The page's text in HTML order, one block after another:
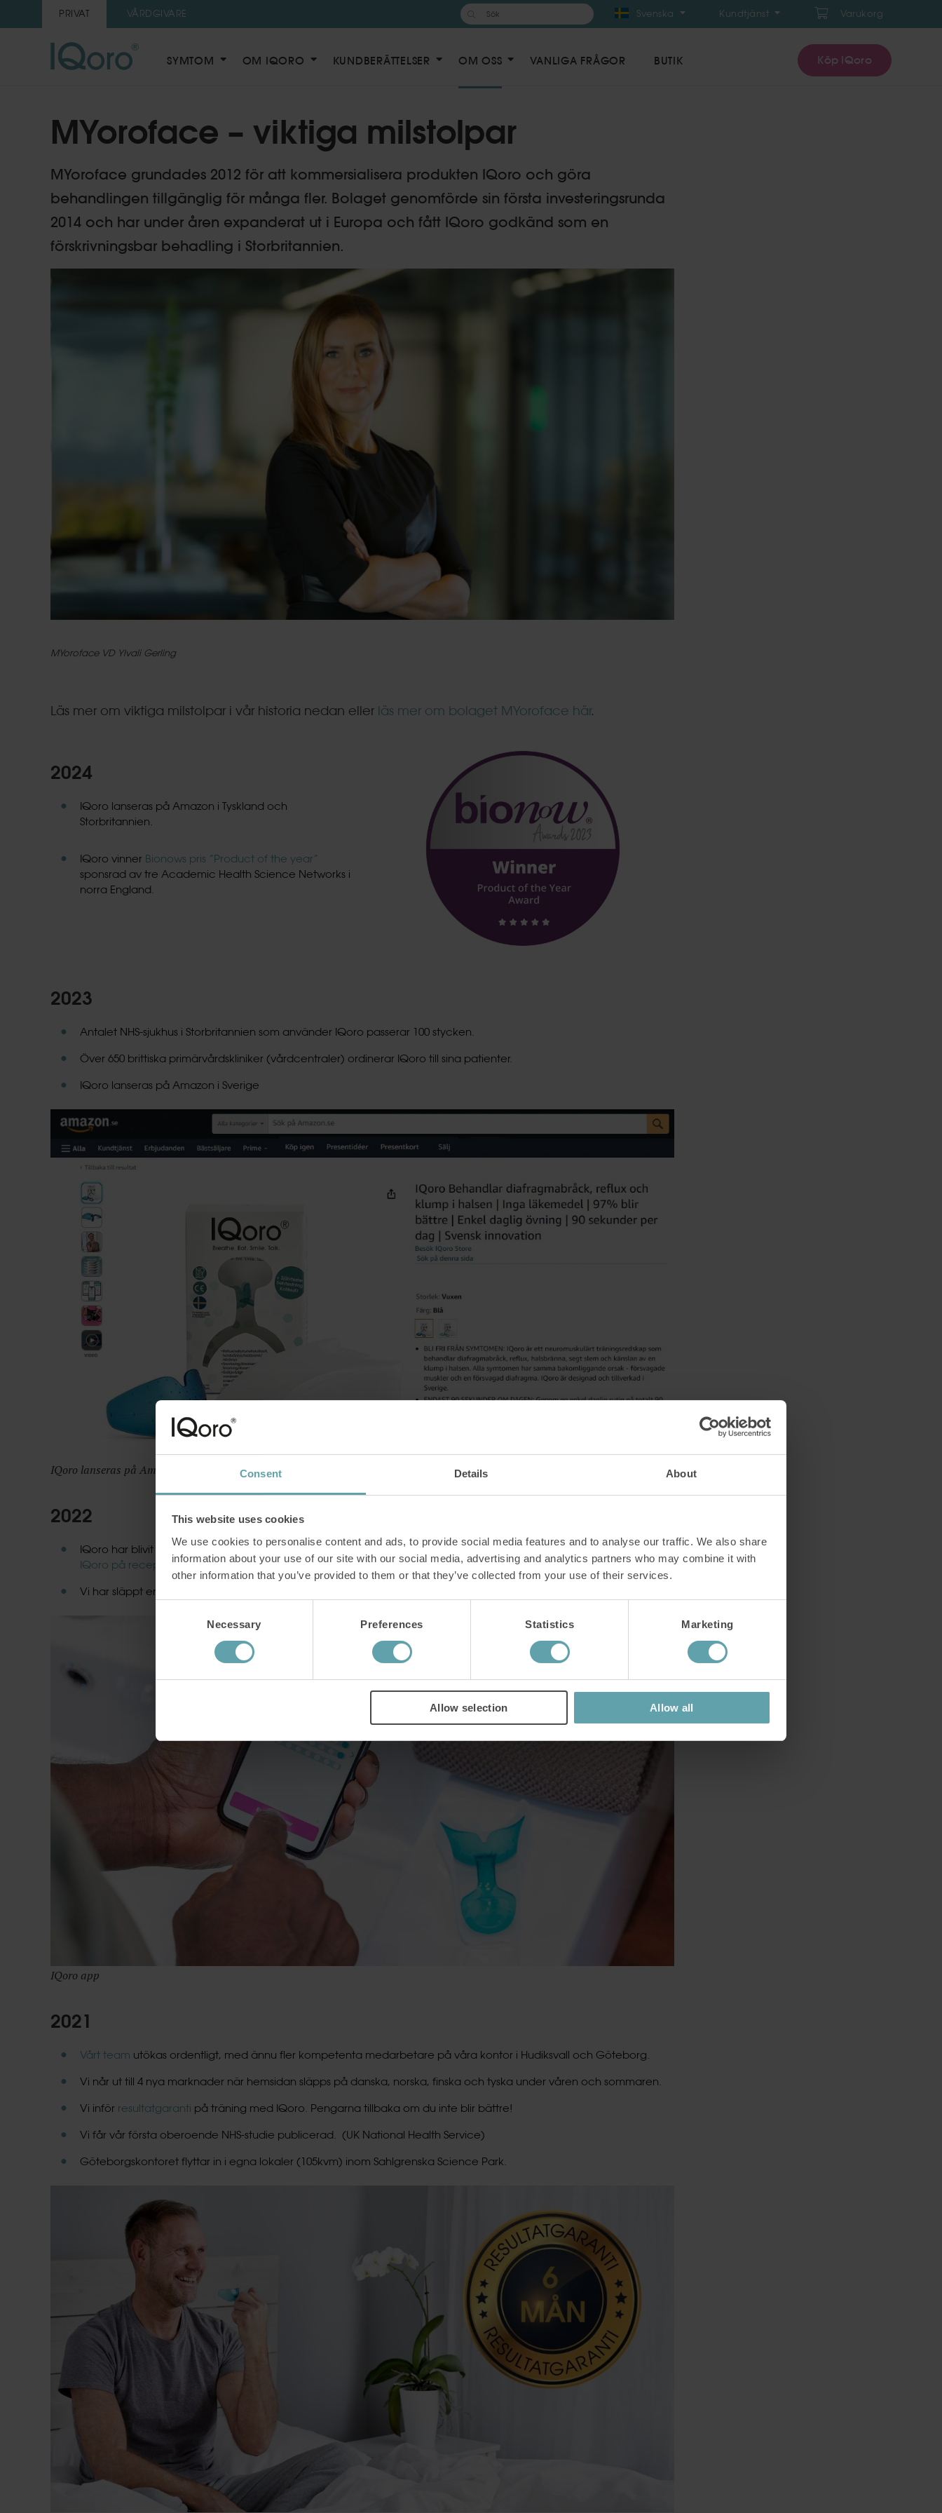
Consent Details About
This website uses cookies
We use cookies to personalise content and ads, to provide social media features and to analyse our traffic. We also share
information about your use of our site with our social media, advertising and analytics partners who may combine it with
other information that you’ve provided to them or that they’ve collected from your use of their services.
Necessary Preferences Statistics Marketing
Allow selection Allow all
PRIVAT VÅRDGIVARE
Sök
efter: Svenska Kundtjänst Varukorg
Köp IQoro
SYMTOM OM IQORO KUNDBERÄTTELSER OM OSS VANLIGA FRÅGOR BUTIK
MYoroface – viktiga milstolpar
MYoroface grundades 2012 för att kommersialisera produkten IQoro och göra
behandlingen tillgänglig för många fler. Bolaget genomförde sin första investeringsrunda
2014 och har under åren expanderat ut i Europa och fått IQoro godkänd som en
förskrivningsbar behadling i Storbritannien.
MYoroface VD Ylvali Gerling
Läs mer om viktiga milstolpar i vår historia nedan eller läs mer om bolaget MYoroface här.
2024
IQoro lanseras på Amazon i Tyskland och
Storbritannien.
IQoro vinner Bionows pris ”Product of the year”
sponsrad av tre Academic Health Science Networks i
norra England.
2023
Antalet NHS-sjukhus i Storbritannien som använder IQoro passerar 100 stycken.
Över 650 brittiska primärvårdskliniker (vårdcentraler) ordinerar IQoro till sina patienter.
IQoro lanseras på Amazon i Sverige
IQoro lanseras på Amazon i Sverige under andra halvan av 2023.
2022
IQoro har blivit godkänd som ett förskrivningsbart hjälpmedel i Storbritannien. Det betyder att britterna nu kan få
IQoro på recept
Vi har släppt en app som hjälper våra kunder att träna optimalt.
IQoro app
2021
Vårt team utökas ordentligt, med ännu fler kompetenta medarbetare på våra kontor i Hudiksvall och Göteborg.
Vi når ut till 4 nya marknader när hemsidan släpps på danska, norska, finska och tyska under våren och sommaren.
Vi inför resultatgaranti på träning med IQoro. Pengarna tillbaka om du inte blir bättre!
Vi får vår första oberoende NHS-studie publicerad. (UK National Health Service)
Göteborgskontoret flyttar in i egna lokaler (105kvm) inom Sahlgrenska Science Park.